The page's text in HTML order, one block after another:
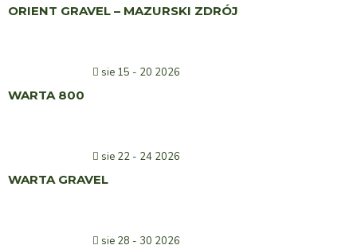
ORIENT GRAVEL – MAZURSKI ZDRÓJ
sie 15 - 20 2026
WARTA 800
sie 22 - 24 2026
WARTA GRAVEL
sie 28 - 30 2026